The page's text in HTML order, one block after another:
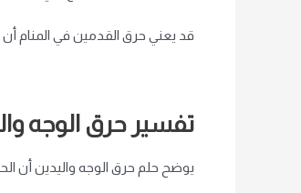
قد يعني حرق القدمين في المنام
تفسير حرق الوجه
يوضح حلم حرق الوجه واليدين أن